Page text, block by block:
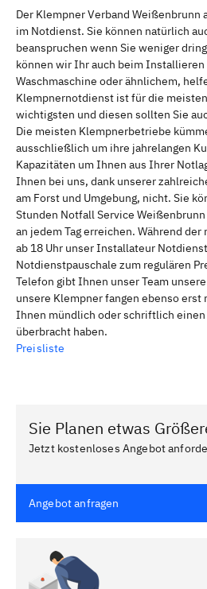
Der Klempner Verband
im Notdienst. Sie können natürlich
beanspruchen wenn Sie weniger
können wir Ihr auch beim Installieren
Waschmaschine oder ähnlichem,
Klempnernotdienst ist für die
wichtigsten und diesen sollten Sie
Die meisten Klempnerbetriebe
ausschließlich um ihre jahrelangen
Kapazitäten um Ihnen aus Ihrer
Ihnen bei uns, dank unserer
am Forst und Umgebung, nicht. Sie
Stunden Notfall Service
an jedem Tag erreichen. Während
ab 18 Uhr unser Installateur
Notdienstpauschale zum regulären
Telefon gibt Ihnen unser Team
unsere Klempner fangen ebenso erst
Ihnen mündlich oder schriftlich
überbracht haben.
Preisliste
Sie Planen etwas
Jetzt kostenloses Angebot
Angebot anfragen